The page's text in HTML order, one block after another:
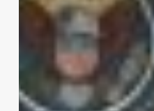
de
seguridad